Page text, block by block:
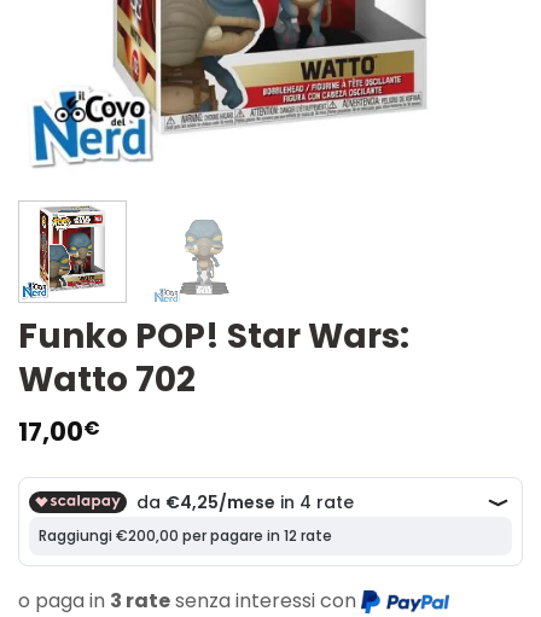
Funko POP! Star Wars:
Watto 702
17,00€
o paga in 3 ratesenza interessi con